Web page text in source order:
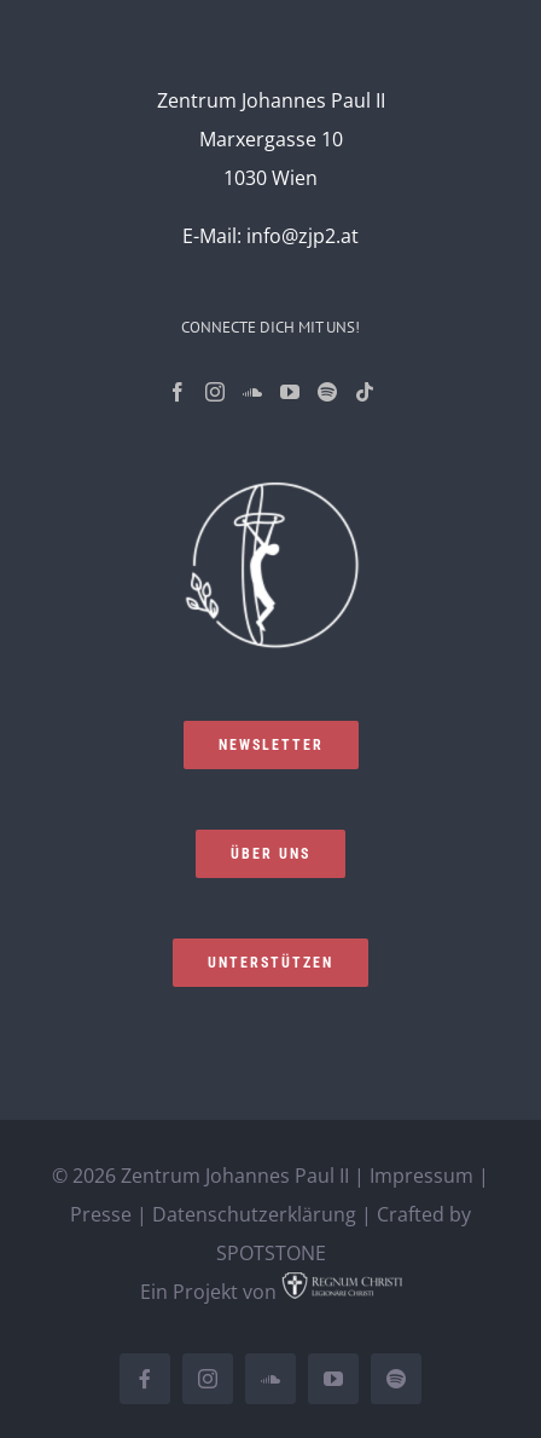
Zentrum Johannes Paul II
Marxergasse 10
1030 Wien
E-Mail: info@zjp2.at
CONNECTE DICH MIT UNS!
NEWSLETTER
ÜBER UNS
UNTERSTÜTZEN
© 2026 Zentrum Johannes Paul II | Impressum |
Presse | Datenschutzerklärung | Crafted by
SPOTSTONE
Ein Projekt von
FacebookInstagramSoundCloudYouTubeSpotify